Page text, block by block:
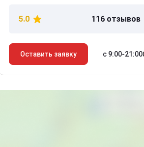
5.0 116 отзывов
Оставить заявку с 9:00-21:00